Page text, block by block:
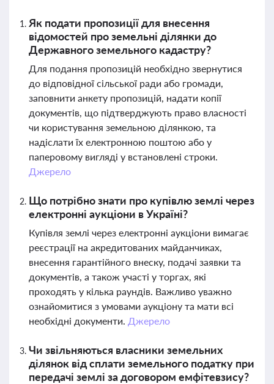
Як подати пропозиції для внесення
відомостей про земельні ділянки до
Державного земельного кадастру?
Для подання пропозицій необхідно звернутися
до відповідної сільської ради або громади,
заповнити анкету пропозицій, надати копії
документів, що підтверджують право власності
чи користування земельною ділянкою, та
надіслати їх електронною поштою або у
паперовому вигляді у встановлені строки.
Джерело
Що потрібно знати про купівлю землі через
електронні аукціони в Україні?
Купівля землі через електронні аукціони вимагає
реєстрації на акредитованих майданчиках,
внесення гарантійного внеску, подачі заявки та
документів, а також участі у торгах, які
проходять у кілька раундів. Важливо уважно
ознайомитися з умовами аукціону та мати всі
необхідні документи. Джерело
Чи звільняються власники земельних
ділянок від сплати земельного податку при
передачі землі за договором емфітевзису?